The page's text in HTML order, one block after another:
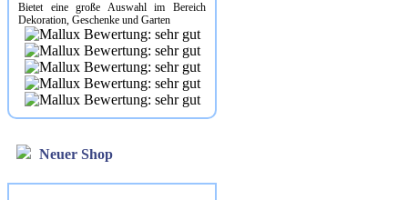
Bietet eine große Auswahl im Bereich
Dekoration, Geschenke und Garten
Neuer Shop